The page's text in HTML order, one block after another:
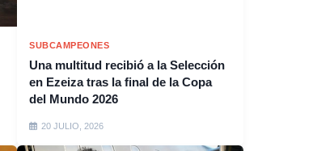
SUBCAMPEONES
Una multitud recibió a la Selección
en Ezeiza tras la final de la Copa
del Mundo 2026
20 JULIO, 2026